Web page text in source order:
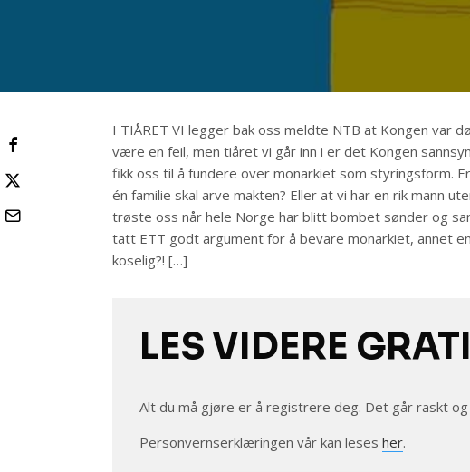
I TIÅRET VI legger bak oss meldte NTB at Kongen var
være en feil, men tiåret vi går inn i er det Kongen
fikk oss til å fundere over monarkiet som styringsform.
én familie skal arve makten? Eller at vi har en rik mann
trøste oss når hele Norge har blitt bombet sønder og
tatt ETT godt argument for å bevare monarkiet, annet
koselig?! […]
LES VIDERE
Alt du må gjøre er å registrere deg. Det går raskt
Personvernserklæringen vår kan leses her.